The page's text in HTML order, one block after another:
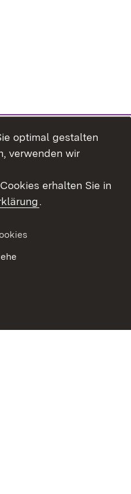
zur
optimal gestalten
verwenden wir
erhalten Sie in
.